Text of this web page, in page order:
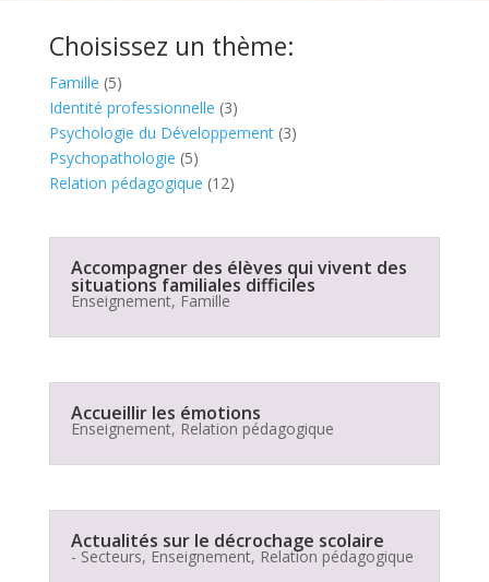
Choisissez un thème:
Famille (5)
Identité professionnelle (3)
Psychologie du Développement(3)
Psychopathologie (5)
Relation pédagogique (12)
Accompagner des élèves qui vivent des
situations familiales difficiles
Enseignement, Famille
Accueillir les émotions
Enseignement, Relation pédagogique
Actualités sur le décrochage scolaire
- Secteurs, Enseignement, Relation pédagogique